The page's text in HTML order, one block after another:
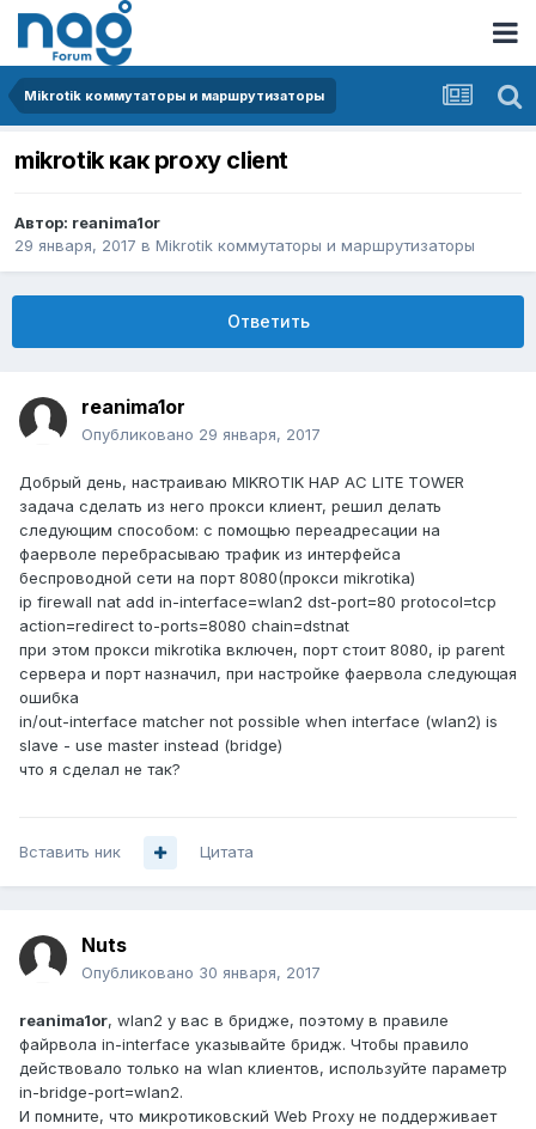
Mikrotik коммутаторы и маршрутизаторы
mikrotik как proxy client
Автор: reanima1or
29 января, 2017 в Mikrotik коммутаторы и маршрутизаторы
Ответить
reanima1or
Опубликовано 29 января, 2017
Добрый день, настраиваю MIKROTIK HAP AC LITE TOWER
задача сделать из него прокси клиент, решил делать
следующим способом: с помощью переадресации на
фаерволе перебрасываю трафик из интерфейса
беспроводной сети на порт 8080(прокси mikrotika)
ip firewall nat add in-interface=wlan2 dst-port=80 protocol=tcp
action=redirect to-ports=8080 chain=dstnat
при этом прокси mikrotika включен, порт стоит 8080, ip parent
сервера и порт назначил, при настройке фаервола следующая
ошибка
in/out-interface matcher not possible when interface (wlan2) is
slave - use master instead (bridge)
что я сделал не так?
Вставить ник Цитата
Nuts
Опубликовано 30 января, 2017
reanima1or, wlan2 у вас в бридже, поэтому в правиле
файрвола in-interface указывайте бридж. Чтобы правило
действовало только на wlan клиентов, используйте параметр
in-bridge-port=wlan2.
И помните, что микротиковский Web Proxy не поддерживает